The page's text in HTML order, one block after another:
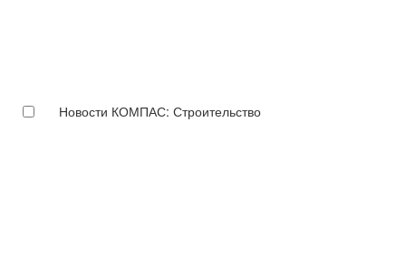
Новости КОМПАС: Строительство